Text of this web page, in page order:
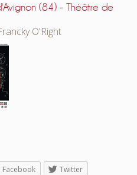
(84) - Théâtre de
O'Right
Facebook
Twitter